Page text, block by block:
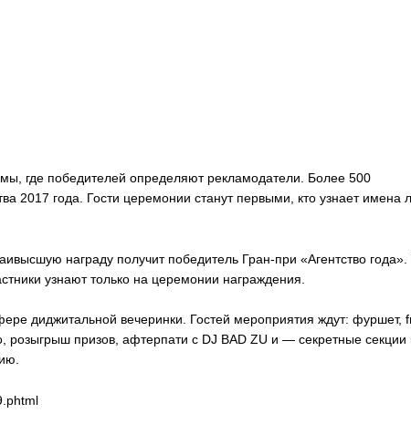
где победителей определяют рекламодатели. Более 500
2017 года. Гости церемонии станут первыми, кто узнает имена
награду получит победитель Гран-при «Агентство года».
узнают только на церемонии награждения.
диджитальной вечеринки. Гостей мероприятия ждут: фуршет,
призов, афтерпати с DJ BAD ZU и — секретные секции